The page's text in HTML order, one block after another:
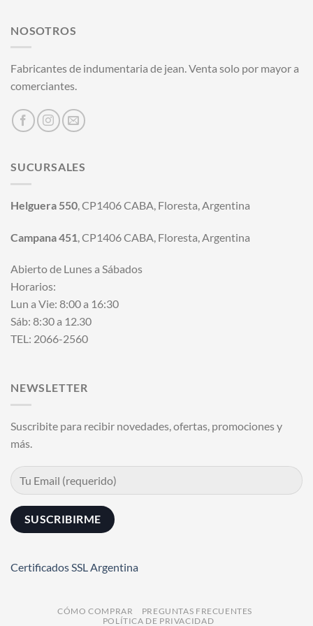
NOSOTROS
Fabricantes de indumentaria de jean. Venta solo por mayor a
comerciantes.
SUCURSALES
Helguera 550 , CP1406 CABA, Floresta, Argentina
Campana 451 , CP1406 CABA, Floresta, Argentina
Abierto de Lunes a Sábados
Horarios:
Lun a Vie: 8:00 a 16:30
Sáb: 8:30 a 12.30
TEL: 2066-2560
NEWSLETTER
Suscribite para recibir novedades, ofertas, promociones y
más.
Certificados SSL Argentina
CÓMO COMPRAR
PREGUNTAS FRECUENTES
POLÍTICA DE PRIVACIDAD